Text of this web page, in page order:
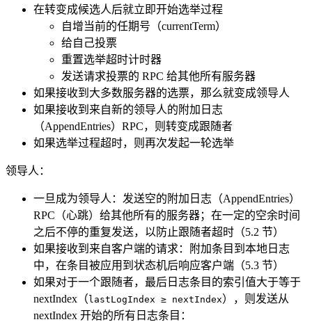
在转变成候选人后就立即开始选举过程
自增当前的任期号（currentTerm）
给自己投票
重置选举超时计时器
发送请求投票的 RPC 给其他所有服务器
如果接收到大多数服务器的选票，那么就变成领导人
如果接收到来自新的领导人的附加日志
（AppendEntries）RPC，则转变成跟随者
如果选举过程超时，则再次发起一轮选举
领导人：
一旦成为领导人：发送空的附加日志（AppendEntries）
RPC（心跳）给其他所有的服务器；在一定的空余时间
之后不停的重复发送，以防止跟随者超时（5.2 节）
如果接收到来自客户端的请求：附加条目到本地日志
中，在条目被应用到状态机后响应客户端（5.3 节）
如果对于一个跟随者，最后日志条目的索引值大于等于
nextIndex（lastLogIndex ≥ nextIndex），则发送从
nextIndex 开始的所有日志条目：